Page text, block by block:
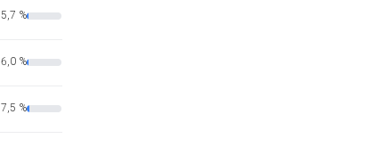
5,7 %
6,0 %
7,5 %